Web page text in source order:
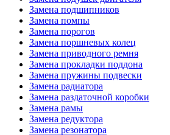
Замена подшипников
Замена помпы
Замена порогов
Замена поршневых колец
Замена приводного ремня
Замена прокладки поддона
Замена пружины подвески
Замена радиатора
Замена раздаточной коробки
Замена рамы
Замена редуктора
Замена резонатора